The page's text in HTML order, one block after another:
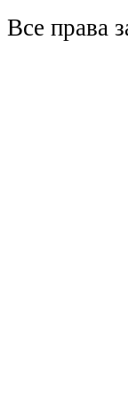
права